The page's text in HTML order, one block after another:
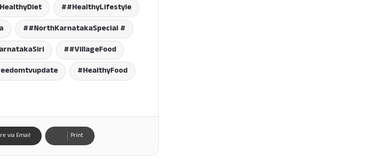
#HealthyLifestyle
#NorthKarnatakaSpecial #
#VillageFood
HealthyFood
via Email Print